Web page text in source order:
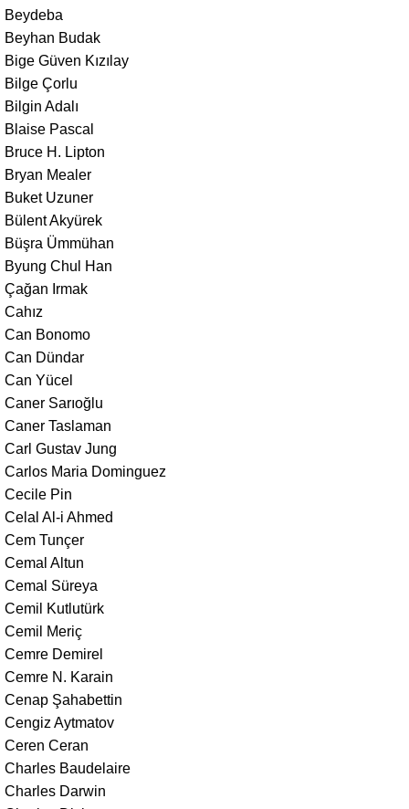
Beydeba
Beyhan Budak
Bige Güven Kızılay
Bilge Çorlu
Bilgin Adalı
Blaise Pascal
Bruce H. Lipton
Bryan Mealer
Buket Uzuner
Bülent Akyürek
Büşra Ümmühan
Byung Chul Han
Çağan Irmak
Cahız
Can Bonomo
Can Dündar
Can Yücel
Caner Sarıoğlu
Caner Taslaman
Carl Gustav Jung
Carlos Maria Dominguez
Cecile Pin
Celal Al-i Ahmed
Cem Tunçer
Cemal Altun
Cemal Süreya
Cemil Kutlutürk
Cemil Meriç
Cemre Demirel
Cemre N. Karain
Cenap Şahabettin
Cengiz Aytmatov
Ceren Ceran
Charles Baudelaire
Charles Darwin